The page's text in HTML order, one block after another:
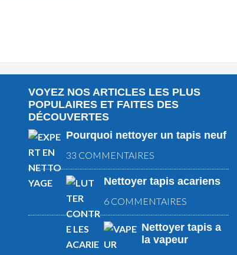
VOYEZ NOS ARTICLES LES PLUS
POPULAIRES ET FAITES DES
DÉCOUVERTES
Pourquoi nettoyer un tapis neuf
33 COMMENTAIRES
Nettoyer tapis acariens
6 COMMENTAIRES
Nettoyer tapis a
la vapeur